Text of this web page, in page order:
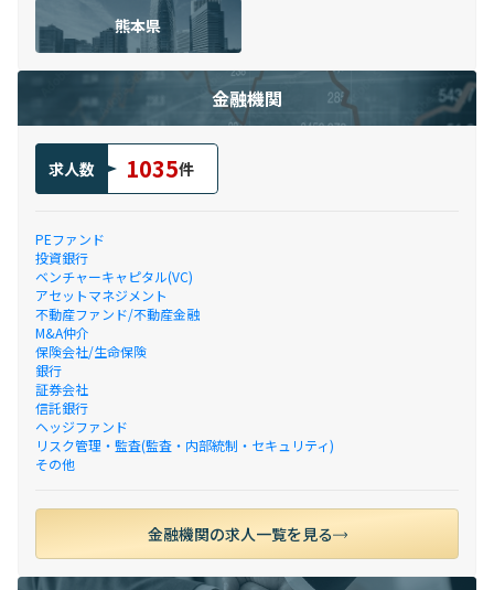
熊本県
金融機関
求人数 1035件
PEファンド
投資銀行
ベンチャーキャピタル(VC)
アセットマネジメント
不動産ファンド/不動産金融
M&A仲介
保険会社/生命保険
銀行
証券会社
信託銀行
ヘッジファンド
リスク管理・監査(監査・内部統制・セキュリティ)
その他
金融機関の求人一覧を見る